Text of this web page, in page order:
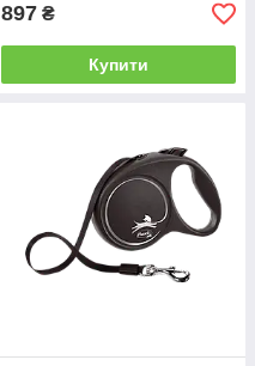
897 ₴
Купити